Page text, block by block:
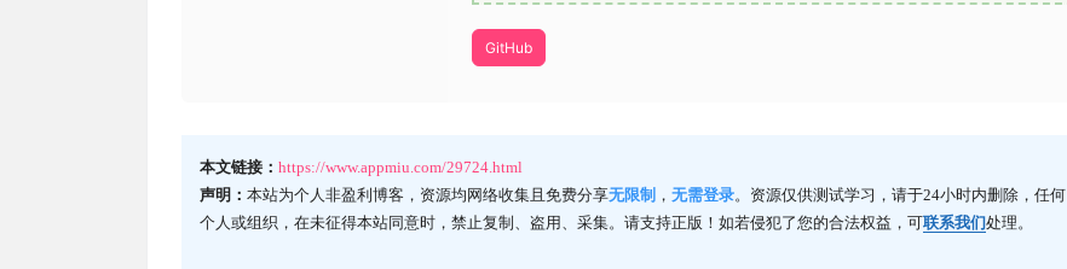
GitHub
本文链接： https://www.appmiu.com/29724.html
声明： 本站为个人非盈利博客，资源均网络收集且免费分享无限制 ， 无需登录。资源仅供测试学习，请于24小时内删除，任何
个人或组织，在未征得本站同意时，禁止复制、盗用、采集。请支持正版！如若侵犯了您的合法权益，可联系我们处理。